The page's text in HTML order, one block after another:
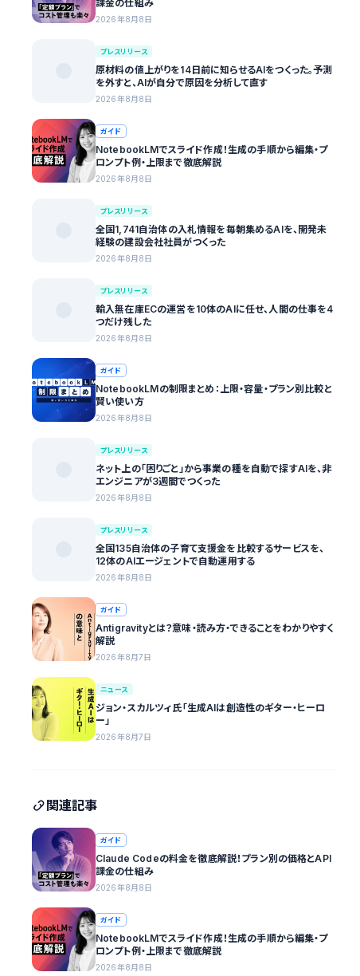
課金の仕組み
2026年8月8日
プレスリリース
原材料の値上がりを14日前に知らせるAIをつくった。予測
を外すと、AIが自分で原因を分析して直す
2026年8月8日
ガイド
NotebookLMでスライド作成！生成の手順から編集・プ
ロンプト例・上限まで徹底解説
2026年8月8日
プレスリリース
全国1,741自治体の入札情報を毎朝集めるAIを、開発未
経験の建設会社社員がつくった
2026年8月8日
プレスリリース
輸入無在庫ECの運営を10体のAIに任せ、人間の仕事を4
つだけ残した
2026年8月8日
ガイド
NotebookLMの制限まとめ：上限・容量・プラン別比較と
賢い使い方
2026年8月8日
プレスリリース
ネット上の「困りごと」から事業の種を自動で探すAIを、非
エンジニアが3週間でつくった
2026年8月8日
プレスリリース
全国135自治体の子育て支援金を比較するサービスを、
12体のAIエージェントで自動運用する
2026年8月8日
ガイド
Antigravityとは？意味・読み方・できることをわかりやすく
解説
2026年8月7日
ニュース
ジョン・スカルツィ氏「生成AIは創造性のギター・ヒーロ
ー」
2026年8月7日
関連記事
ガイド
Claude Codeの料金を徹底解説！プラン別の価格とAPI
課金の仕組み
2026年8月8日
ガイド
NotebookLMでスライド作成！生成の手順から編集・プ
ロンプト例・上限まで徹底解説
2026年8月8日